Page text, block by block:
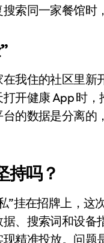
了吗？详解exFAT和
大疆Mini 2S内录实测
“定规则”：海信拿下
，我先不学了——永辉
开胃菜：合肥正在下一
开水？90%的人第一步
：Anbernic第三次复刻
索同一家餐馆时
我住的社区里
开健康 App 时
的数据是分离的
持吗？
”挂在招牌上，
、搜索词和设
精准投放。问